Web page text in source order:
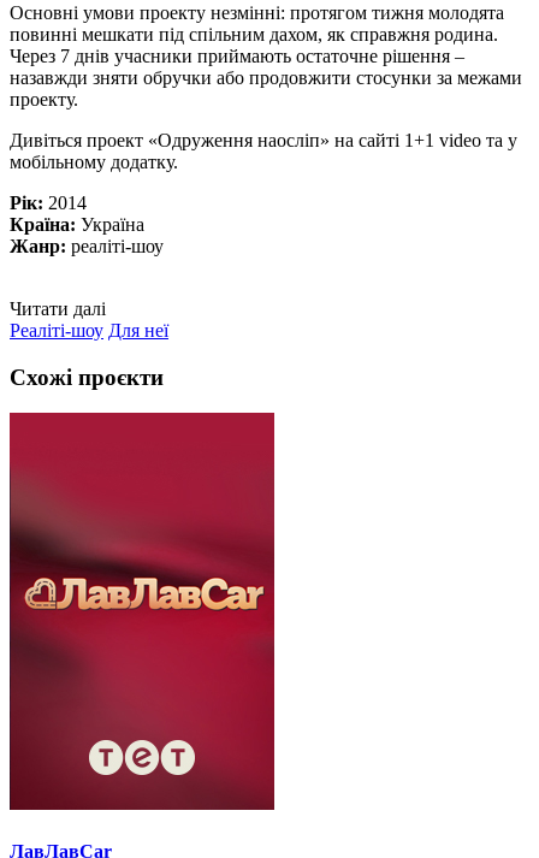
Основні умови проекту незмінні: протягом тижня молодята
повинні мешкати під спільним дахом, як справжня родина.
Через 7 днів учасники приймають остаточне рішення –
назавжди зняти обручки або продовжити стосунки за межами
проекту.
Дивіться проект «Одруження наосліп» на сайті 1+1 video та у
мобільному додатку.
Рік: 2014
Країна: Україна
Жанр: реаліті-шоу
Читати далі
Реаліті-шоу Для неї
Схожі проєкти
ЛавЛавCar